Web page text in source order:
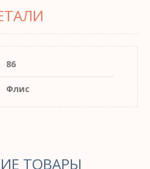
86
Флис
ТОВАРЫ